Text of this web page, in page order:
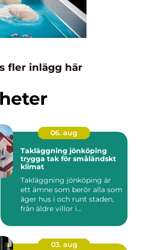
fler inlägg här
06. aug
Takläggning jönköping
trygga tak för småländskt
klimat
Takläggning jönköping är
ett ämne som berör alla som
äger hus i och runt staden,
från äldre villor i...
03. aug